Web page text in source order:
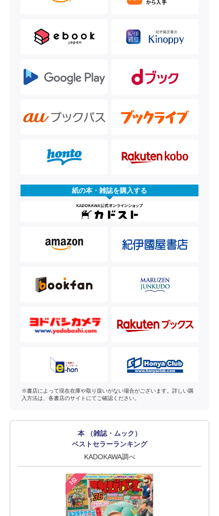
紙の本・雑誌を購入する
※書店によって現在在庫や取り扱いがない場合がございます。詳しい購
入方法は、各書店のサイトにてご確認ください。
本 （雑誌・ムック）
ベストセラーランキング
KADOKAWA調べ
1位